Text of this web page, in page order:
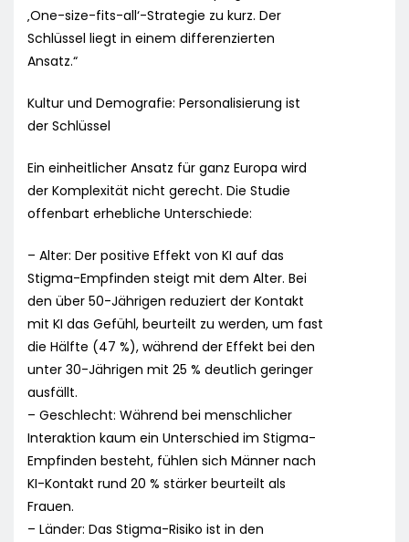
‚One-size-fits-all‘-Strategie zu kurz. Der
Schlüssel liegt in einem differenzierten
Ansatz.“
Kultur und Demografie: Personalisierung ist
der Schlüssel
Ein einheitlicher Ansatz für ganz Europa wird
der Komplexität nicht gerecht. Die Studie
offenbart erhebliche Unterschiede:
– Alter: Der positive Effekt von KI auf das
Stigma-Empfinden steigt mit dem Alter. Bei
den über 50-Jährigen reduziert der Kontakt
mit KI das Gefühl, beurteilt zu werden, um fast
die Hälfte (47 %), während der Effekt bei den
unter 30-Jährigen mit 25 % deutlich geringer
ausfällt.
– Geschlecht: Während bei menschlicher
Interaktion kaum ein Unterschied im Stigma-
Empfinden besteht, fühlen sich Männer nach
KI-Kontakt rund 20 % stärker beurteilt als
Frauen.
– Länder: Das Stigma-Risiko ist in den